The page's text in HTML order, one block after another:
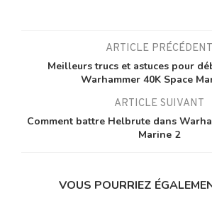
ARTICLE PRÉCÉDENT
Meilleurs trucs et astuces pour
Warhammer 40K Space
ARTICLE SUIVANT
Comment battre Helbrute dans
Marine 2
VOUS POURRIEZ